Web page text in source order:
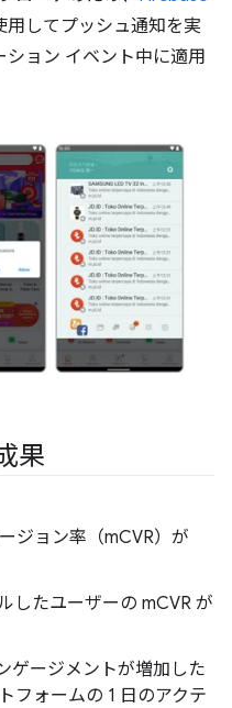
用してプッシュ通知を実
ョン イベント中に適用
果
ジョン率（mCVR）が
したユーザーの mCVR が
ゲージメントが増加した
フォームの 1 日のアクテ